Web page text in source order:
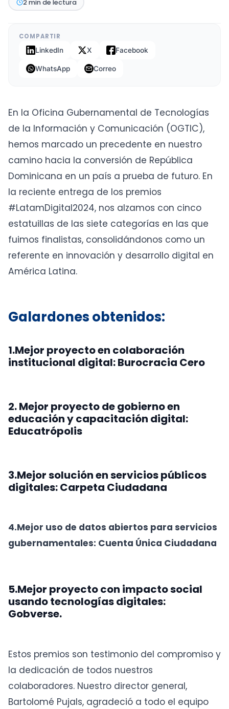
2 min de lectura
En la Oficina Gubernamental de Tecnologías
de la Información y Comunicación (OGTIC),
hemos marcado un precedente en nuestro
camino hacia la conversión de República
Dominicana en un país a prueba de futuro. En
la reciente entrega de los premios
#LatamDigital2024, nos alzamos con cinco
estatuillas de las siete categorías en las que
fuimos finalistas, consolidándonos como un
referente en innovación y desarrollo digital en
América Latina.
Galardones obtenidos:
1.Mejor proyecto en colaboración
institucional digital: Burocracia Cero
2. Mejor proyecto de gobierno en
educación y capacitación digital:
Educatrópolis
3.Mejor solución en servicios públicos
digitales: Carpeta Ciudadana
4.Mejor uso de datos abiertos para servicios
gubernamentales: Cuenta Única Ciudadana
5.Mejor proyecto con impacto social
usando tecnologías digitales:
Gobverse.
Estos premios son testimonio del compromiso y
la dedicación de todos nuestros
colaboradores. Nuestro director general,
Bartolomé Pujals, agradeció a todo el equipo
COMPARTIR
LinkedIn
X Facebook
WhatsApp Correo